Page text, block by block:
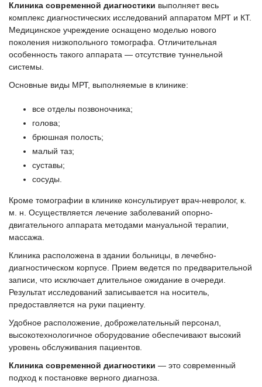
Клиника современной диагностики выполняет весь
комплекс диагностических исследований аппаратом МРТ и КТ.
Медицинское учреждение оснащено моделью нового
поколения низкопольного томографа. Отличительная
особенность такого аппарата — отсутствие туннельной
системы.
Основные виды МРТ, выполняемые в клинике:
все отделы позвоночника;
голова;
брюшная полость;
малый таз;
суставы;
сосуды.
Кроме томографии в клинике консультирует врач-невролог, к.
м. н. Осуществляется лечение заболеваний опорно-
двигательного аппарата методами мануальной терапии,
массажа.
Клиника расположена в здании больницы, в лечебно-
диагностическом корпусе. Прием ведется по предварительной
записи, что исключает длительное ожидание в очереди.
Результат исследований записывается на носитель,
предоставляется на руки пациенту.
Удобное расположение, доброжелательный персонал,
высокотехнологичное оборудование обеспечивают высокий
уровень обслуживания пациентов.
Клиника современной диагностики — это современный
подход к постановке верного диагноза.